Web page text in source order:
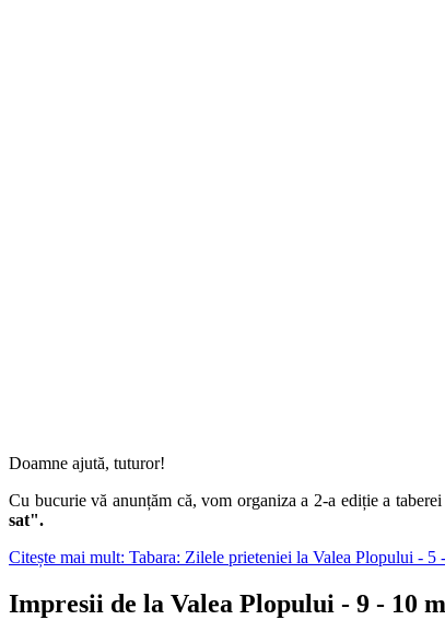
Doamne ajută, tuturor!
Cu bucurie vă anunțăm că, vom organiza a 2-a ediție a taberei
sat".
Citește mai mult: Tabara: Zilele prieteniei la Valea Plopului - 5
Impresii de la Valea Plopului - 9 - 10